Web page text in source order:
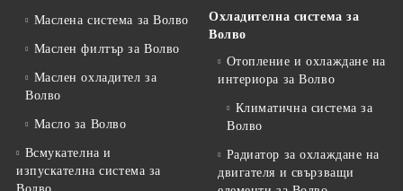
Маслена система за Волво
Маслен филтър за Волво
Маслен охладител за
Волво
Масло за Волво
Всмукателна и
изпускателна система за
Охладителна система за
Волво
Отопление и охлаждане на
интериора за Волво
Климатична система за
Волво
Радиатор за охлаждане на
двигателя и свързващи